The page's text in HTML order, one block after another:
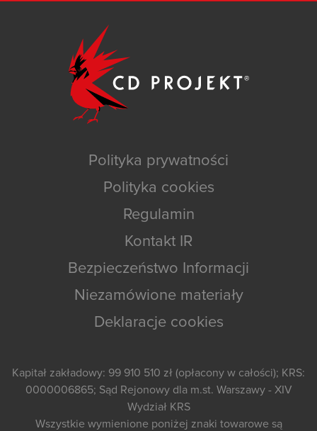
Polityka prywatności
Polityka cookies
Regulamin
Kontakt IR
Bezpieczeństwo Informacji
Niezamówione materiały
Deklaracje cookies
Kapitał zakładowy: 99 910 510 zł (opłacony w całości); KRS:
0000006865; Sąd Rejonowy dla m.st. Warszawy - XIV
Wydział KRS
Wszystkie wymienione poniżej znaki towarowe są